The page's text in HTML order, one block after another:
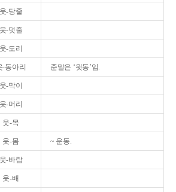
웃-당줄
웃-덧줄
웃-도리
-동아리 준말은 ‘윗동’임.
웃-막이
웃-머리
웃-목
웃-몸 ~ 운동.
웃-바람
웃-배